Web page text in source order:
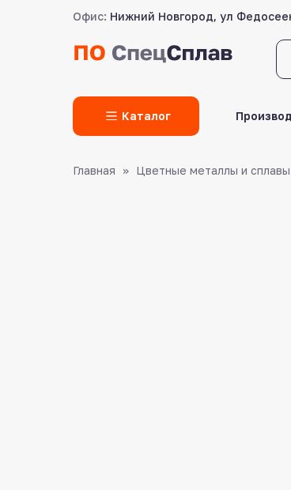
Офис: Нижний Новгород, ул
LET'S GO!
Каталог
Главная Цветные металлы и сплавы